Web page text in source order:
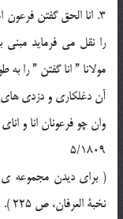
را نقل مي فرمايد مبني
مولانا ” انا گفتن ” را
آن دغلکاري و دزدي هاي
وان چو فرعونان انا و اناي
5/1809
( براي ديدن مجموعه ي
نخبة العرفان، ص 225 ).